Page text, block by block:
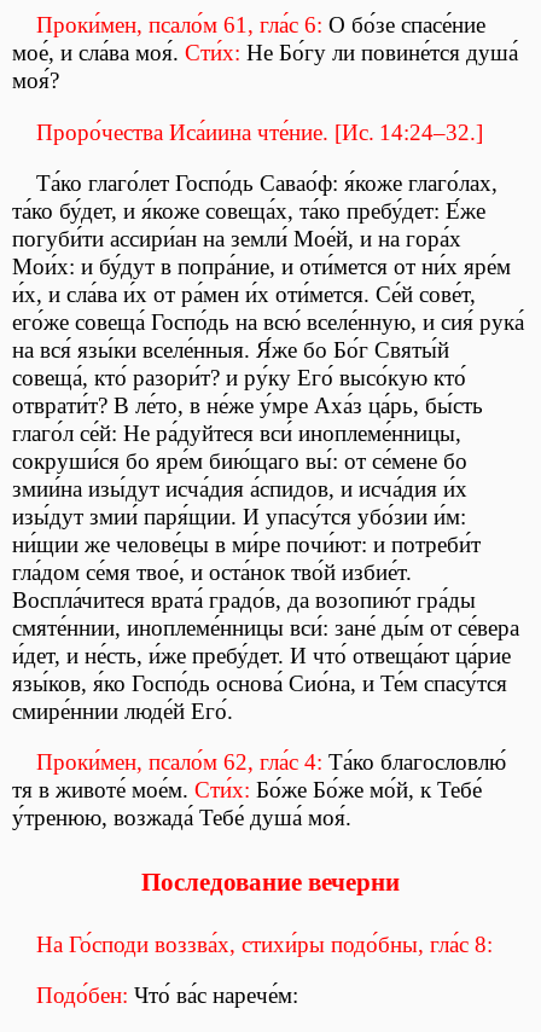
Проки́мен, псало́м 61, гла́с 6: О бо́зе спасе́ние
мое́, и сла́ва моя́. Сти́х: Не Бо́гу ли повине́тся душа́
моя́?
Проро́чества Иса́иина чте́ние. [Ис. 14:24–32.]
Та́ко глаго́лет Госпо́дь Савао́ф: я́коже глаго́лах,
та́ко бу́дет, и я́коже совеща́х, та́ко пребу́дет: Е́же
погуби́ти ассири́ан на земли́ Мое́й, и на гора́х
Мои́х: и бу́дут в попра́ние, и оти́мется от ни́х яре́м
и́х, и сла́ва и́х от ра́мен и́х оти́мется. Се́й сове́т,
его́же совеща́ Госпо́дь на всю́ вселе́нную, и сия́ рука́
на вся́ язы́ки вселе́нныя. Я́же бо Бо́г Святы́й
совеща́, кто́ разори́т? и ру́ку Его́ высо́кую кто́
отврати́т? В ле́то, в не́же у́мре Аха́з ца́рь, бы́сть
глаго́л се́й: Не ра́дуйтеся вси́ иноплеме́нницы,
сокруши́ся бо яре́м бию́щаго вы́: от се́мене бо
змии́на изы́дут исча́дия а́спидов, и исча́дия и́х
изы́дут змии́ паря́щии. И упасу́тся убо́зии и́м:
ни́щии же челове́цы в ми́ре почи́ют: и потреби́т
гла́дом се́мя твое́, и оста́нок тво́й избие́т.
Воспла́читеся врата́ градо́в, да возопию́т гра́ды
смяте́ннии, иноплеме́нницы вси́: зане́ ды́м от се́вера
и́дет, и не́сть, и́же пребу́дет. И что́ отвеща́ют ца́рие
язы́ков, я́ко Госпо́дь основа́ Сио́на, и Те́м спасу́тся
смире́ннии люде́й Его́.
Проки́мен, псало́м 62, гла́с 4: Та́ко благословлю́
тя в животе́ мое́м. Сти́х: Бо́же Бо́же мо́й, к Тебе́
у́тренюю, возжада́ Тебе́ душа́ моя́.
Последование вечерни
На Го́споди воззва́х, стихи́ры подо́бны, гла́с 8:
Подо́бен: Что́ ва́с нарече́м: